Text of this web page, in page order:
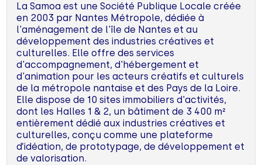
La Samoa est une Société Publique Locale créée
en 2003 par Nantes Métropole, dédiée à
l'aménagement de l'île de Nantes et au
développement des industries créatives et
culturelles. Elle offre des services
d'accompagnement, d'hébergement et
d'animation pour les acteurs créatifs et culturels
de la métropole nantaise et des Pays de la Loire.
Elle dispose de 10 sites immobiliers d'activités,
dont les Halles 1 & 2, un bâtiment de 3 400 m²
entièrement dédié aux industries créatives et
culturelles, conçu comme une plateforme
d’idéation, de prototypage, de développement et
de valorisation.